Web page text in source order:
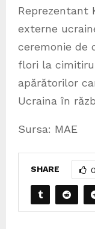
Reprezentant
externe
ceremonie de
flori la
apărătorilor
Ucraina în
Sursa: MAE
SHARE 0